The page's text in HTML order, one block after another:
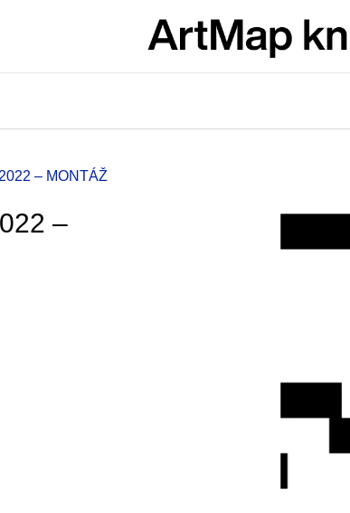
– MONTÁŽ
–
Doporučujeme